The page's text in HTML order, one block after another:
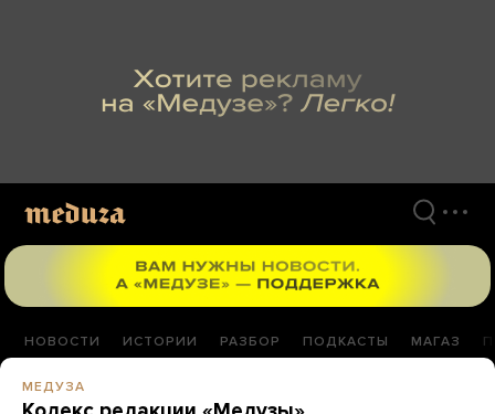
НОВОСТИ ИСТОРИИ РАЗБОР ПОДКАСТЫ МАГАЗ
МЕДУЗА